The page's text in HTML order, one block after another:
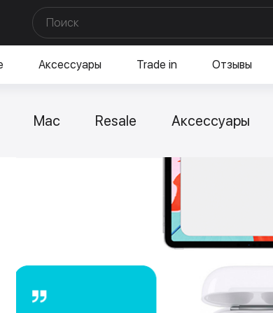
Аксессуары Trade in Отзывы
Mac Resale Аксессуары